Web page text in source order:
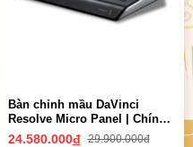
Bàn chỉnh mầu DaVinci
Resolve Micro Panel | Chính
hãng
24.580.000đ 29.900.000đ